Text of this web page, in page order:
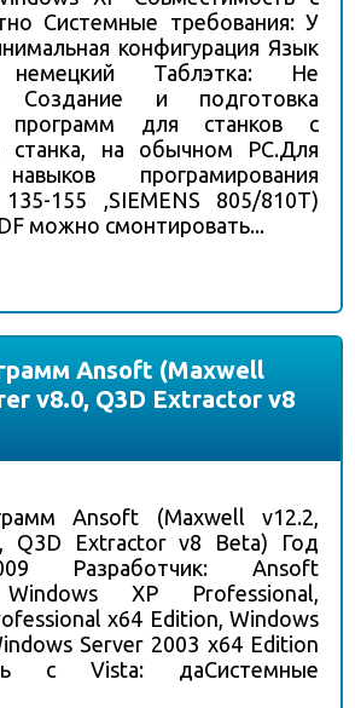
Системные требования: У
конфигурация Язык
немецкий Таблэтка: Не
Создание и подготовка
программ для станков с
станка, на обычном РС.Для
програмирования
155 ,SIEMENS 805/810T)
можно смонтировать...
Ansoft (Maxwell
v8.0, Q3D Extractor v8
Ansoft (Maxwell v12.2,
Q3D Extractor v8 Beta) Год
Разработчик: Ansoft
XP Professional,
x64 Edition, Windows
Server 2003 x64 Edition
с Vista: даСистемные